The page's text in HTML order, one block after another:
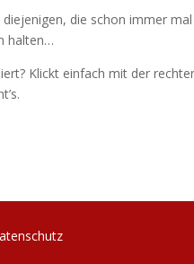
die schon immer mal
halten…
Klickt einfach mit der